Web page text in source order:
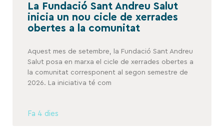
La Fundació Sant Andreu Salut
inicia un nou cicle de xerrades
obertes a la comunitat
Aquest mes de setembre, la Fundació Sant Andreu
Salut posa en marxa el cicle de xerrades obertes a
la comunitat corresponent al segon semestre de
2026. La iniciativa té com
Fa 4 dies